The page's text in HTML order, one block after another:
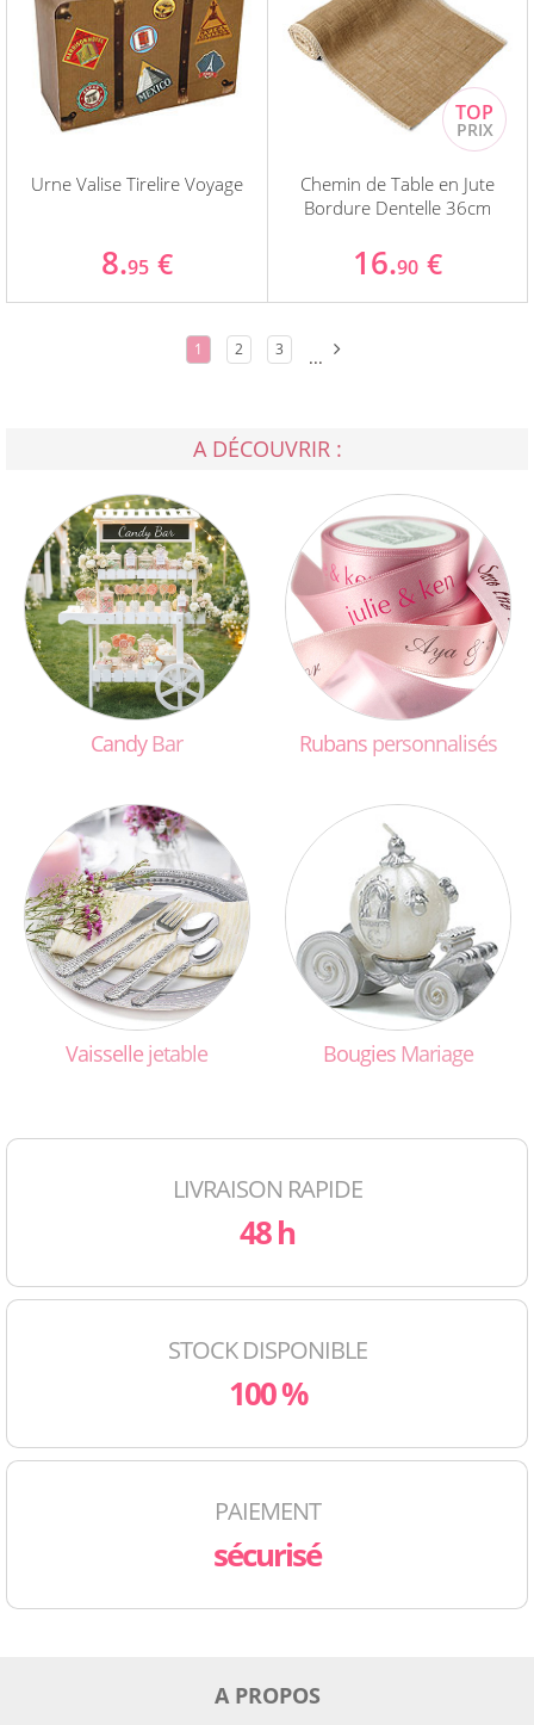
Urne Valise Tirelire Voyage
8.95 €
Chemin de Table en Jute
Bordure Dentelle 36cm
16.90 €
1 2 3 ...
A DÉCOUVRIR :
CandyBar Rubans personnalisés
Vaisselle jetable Bougies Mariage
LIVRAISON RAPIDE
48 h
STOCK DISPONIBLE
100 %
PAIEMENT
sécurisé
A PROPOS